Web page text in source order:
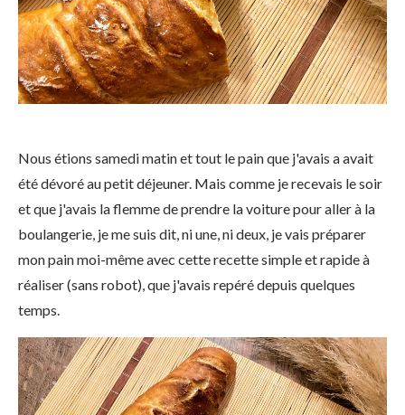
Nous étions samedi matin et tout le pain que j'avais a avait
été dévoré au petit déjeuner. Mais comme je recevais le soir
et que j'avais la flemme de prendre la voiture pour aller à la
boulangerie, je me suis dit, ni une, ni deux, je vais préparer
mon pain moi-même avec cette recette simple et rapide à
réaliser (sans robot), que j'avais repéré depuis quelques
temps.